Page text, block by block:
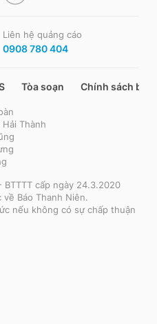
Liên hệ quảng cáo
0908 780 404
Tòa soạn Chính sách bảo
Thành
BTTTT cấp ngày 24.3.2020
Báo Thanh Niên.
nếu không có sự chấp thuận